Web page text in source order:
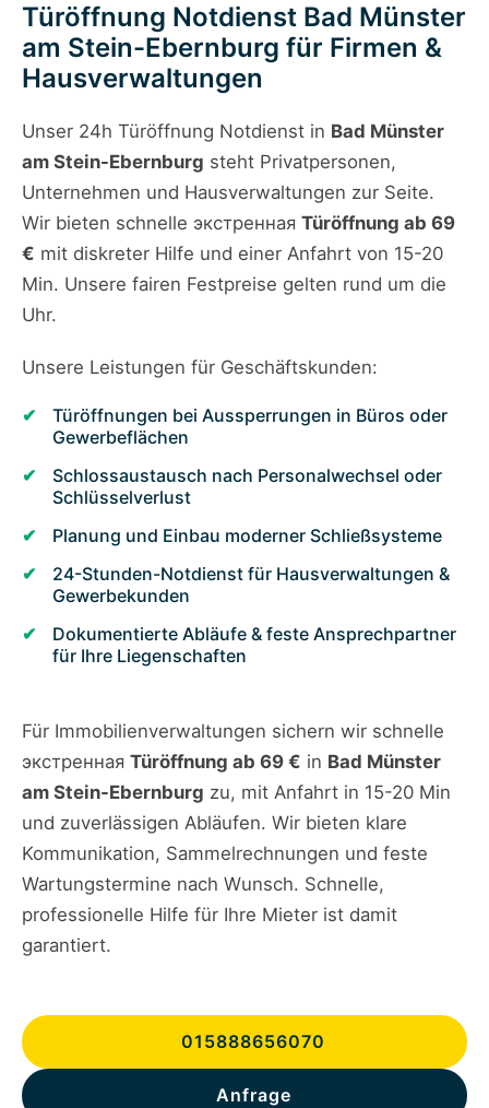
Türöffnung Notdienst Bad Münster
am Stein-Ebernburg für Firmen &
Hausverwaltungen
Unser 24h Türöffnung Notdienst in Bad Münster
am Stein-Ebernburg steht Privatpersonen,
Unternehmen und Hausverwaltungen zur Seite.
Wir bieten schnelle экстренная Türöffnung ab 69
€ mit diskreter Hilfe und einer Anfahrt von 15-20
Min. Unsere fairen Festpreise gelten rund um die
Uhr.
Unsere Leistungen für Geschäftskunden:
Türöffnungen bei Aussperrungen in Büros oder
Gewerbeflächen
Schlossaustausch nach Personalwechsel oder
Schlüsselverlust
Planung und Einbau moderner Schließsysteme
24-Stunden-Notdienst für Hausverwaltungen &
Gewerbekunden
Dokumentierte Abläufe & feste Ansprechpartner
für Ihre Liegenschaften
Für Immobilienverwaltungen sichern wir schnelle
экстренная Türöffnung ab 69 € in Bad Münster
am Stein-Ebernburg zu, mit Anfahrt in 15-20 Min
und zuverlässigen Abläufen. Wir bieten klare
Kommunikation, Sammelrechnungen und feste
Wartungstermine nach Wunsch. Schnelle,
professionelle Hilfe für Ihre Mieter ist damit
garantiert.
015888656070
Anfrage